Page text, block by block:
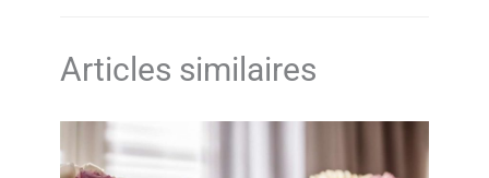
Articles similaires